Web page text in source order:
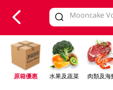
Valid Until 30 June 2026
原箱優惠 水果及蔬菜 肉類及海